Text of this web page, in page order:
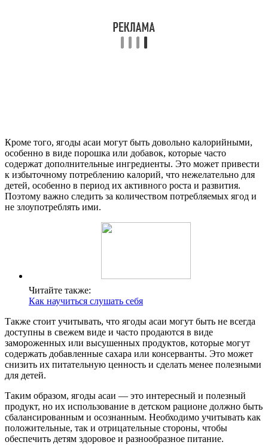
Кроме того, ягоды асаи могут быть довольно калорийными,
особенно в виде порошка или добавок, которые часто
содержат дополнительные ингредиенты. Это может привести
к избыточному потреблению калорий, что нежелательно для
детей, особенно в период их активного роста и развития.
Поэтому важно следить за количеством потребляемых ягод и
не злоупотреблять ими.
Читайте также:
Как научиться слушать себя
Также стоит учитывать, что ягоды асаи могут быть не всегда
доступны в свежем виде и часто продаются в виде
замороженных или высушенных продуктов, которые могут
содержать добавленные сахара или консерванты. Это может
снизить их питательную ценность и сделать менее полезными
для детей.
Таким образом, ягоды асаи — это интересный и полезный
продукт, но их использование в детском рационе должно быть
сбалансированным и осознанным. Необходимо учитывать как
положительные, так и отрицательные стороны, чтобы
обеспечить детям здоровое и разнообразное питание.